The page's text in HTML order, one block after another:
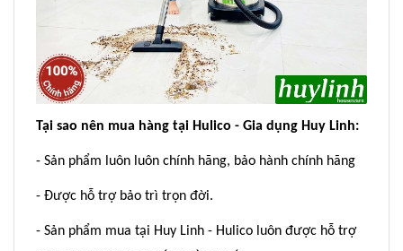
Tại sao nên mua hàng tại Hulico - Gia dụng Huy Linh:
- Sản phẩm luôn luôn chính hãng, bảo hành chính hãng
- Được hỗ trợ bảo trì trọn đời.
- Sản phẩm mua tại Huy Linh - Hulico luôn được hỗ trợ